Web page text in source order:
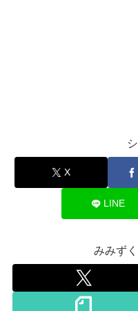
X
LINE
みみず